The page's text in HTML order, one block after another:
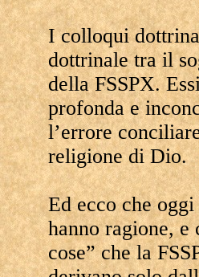
I colloqui
dottrinale tra il
della FSSPX.
profonda e
l’errore
religione di Dio.
Ed ecco che
hanno ragione, e
cose” che la